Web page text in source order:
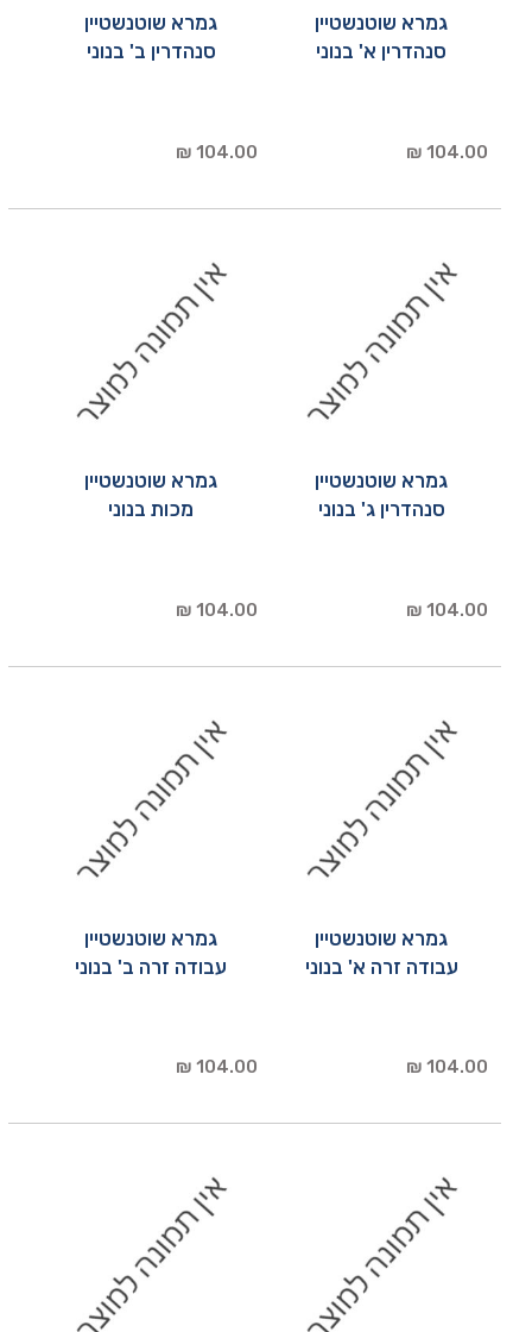
גמרא שוטנשטיין
סנהדרין א' בנוני
104.00 ₪
גמרא שוטנשטיין
סנהדרין ב' בנוני
104.00 ₪
גמרא שוטנשטיין
סנהדרין ג' בנוני
104.00 ₪
גמרא שוטנשטיין
מכות בנוני
104.00 ₪
גמרא שוטנשטיין
עבודה זרה א' בנוני
104.00 ₪
גמרא שוטנשטיין
עבודה זרה ב' בנוני
104.00 ₪